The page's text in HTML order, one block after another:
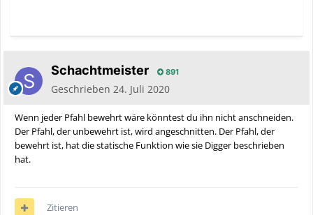
Schachtmeister 891
Geschrieben 24. Juli 2020
Wenn jeder Pfahl bewehrt wäre könntest du ihn nicht anschneiden.
Der Pfahl, der unbewehrt ist, wird angeschnitten. Der Pfahl, der
bewehrt ist, hat die statische Funktion wie sie Digger beschrieben
hat.
Zitieren